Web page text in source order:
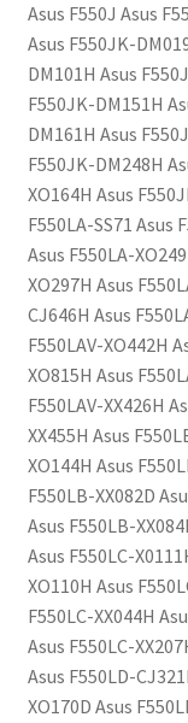
Asus F550J Asus
Asus F550JK-
DM101H Asus
F550JK-DM151H
DM161H Asus
F550JK-DM248H
XO164H Asus
F550LA-SS71 Asus
Asus F550LA-
XO297H Asus
CJ646H Asus
F550LAV-XO442H
XO815H Asus
F550LAV-XX426H
XX455H Asus
XO144H Asus
F550LB-XX082D
Asus F550LB-
Asus F550LC-
XO110H Asus
F550LC-XX044H
Asus F550LC-
Asus F550LD-
XO170D Asus